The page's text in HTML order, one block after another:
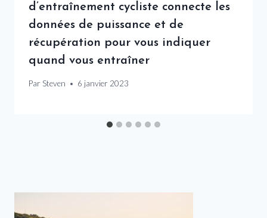
d’entraînement cycliste connecte les
données de puissance et de
récupération pour vous indiquer
quand vous entraîner
Par Steven 6 janvier 2023